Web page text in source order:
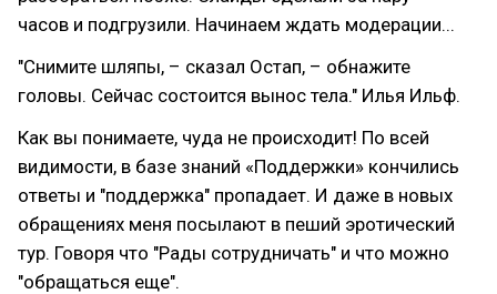
часов и подгрузили. Начинаем ждать модерации...
"Снимите шляпы, – сказал Остап, – обнажите
головы. Сейчас состоится вынос тела." Илья Ильф.
Как вы понимаете, чуда не происходит! По всей
видимости, в базе знаний «Поддержки» кончились
ответы и "поддержка" пропадает. И даже в новых
обращениях меня посылают в пеший эротический
тур. Говоря что "Рады сотрудничать" и что можно
"обращаться еще".